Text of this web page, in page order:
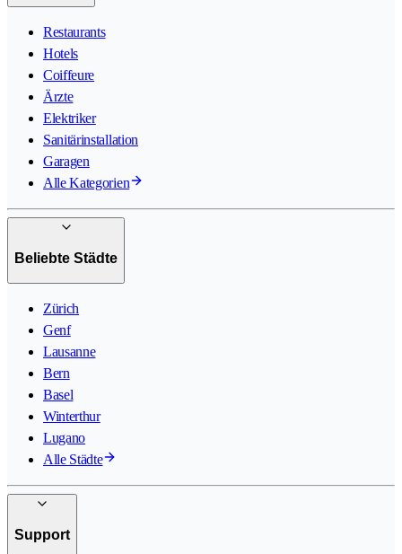
Restaurants
Hotels
Coiffeure
Ärzte
Elektriker
Sanitärinstallation
Garagen
Alle Kategorien
Beliebte Städte
Zürich
Genf
Lausanne
Bern
Basel
Winterthur
Lugano
Alle Städte
Support